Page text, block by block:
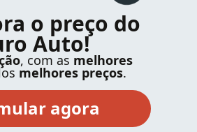
o preço do
Auto!
, com as melhores
melhores preços.